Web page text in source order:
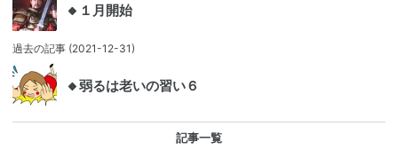
🔸１月開始
過去の記事 (2021-12-31)
🔸弱るは老いの習い６
記事一覧